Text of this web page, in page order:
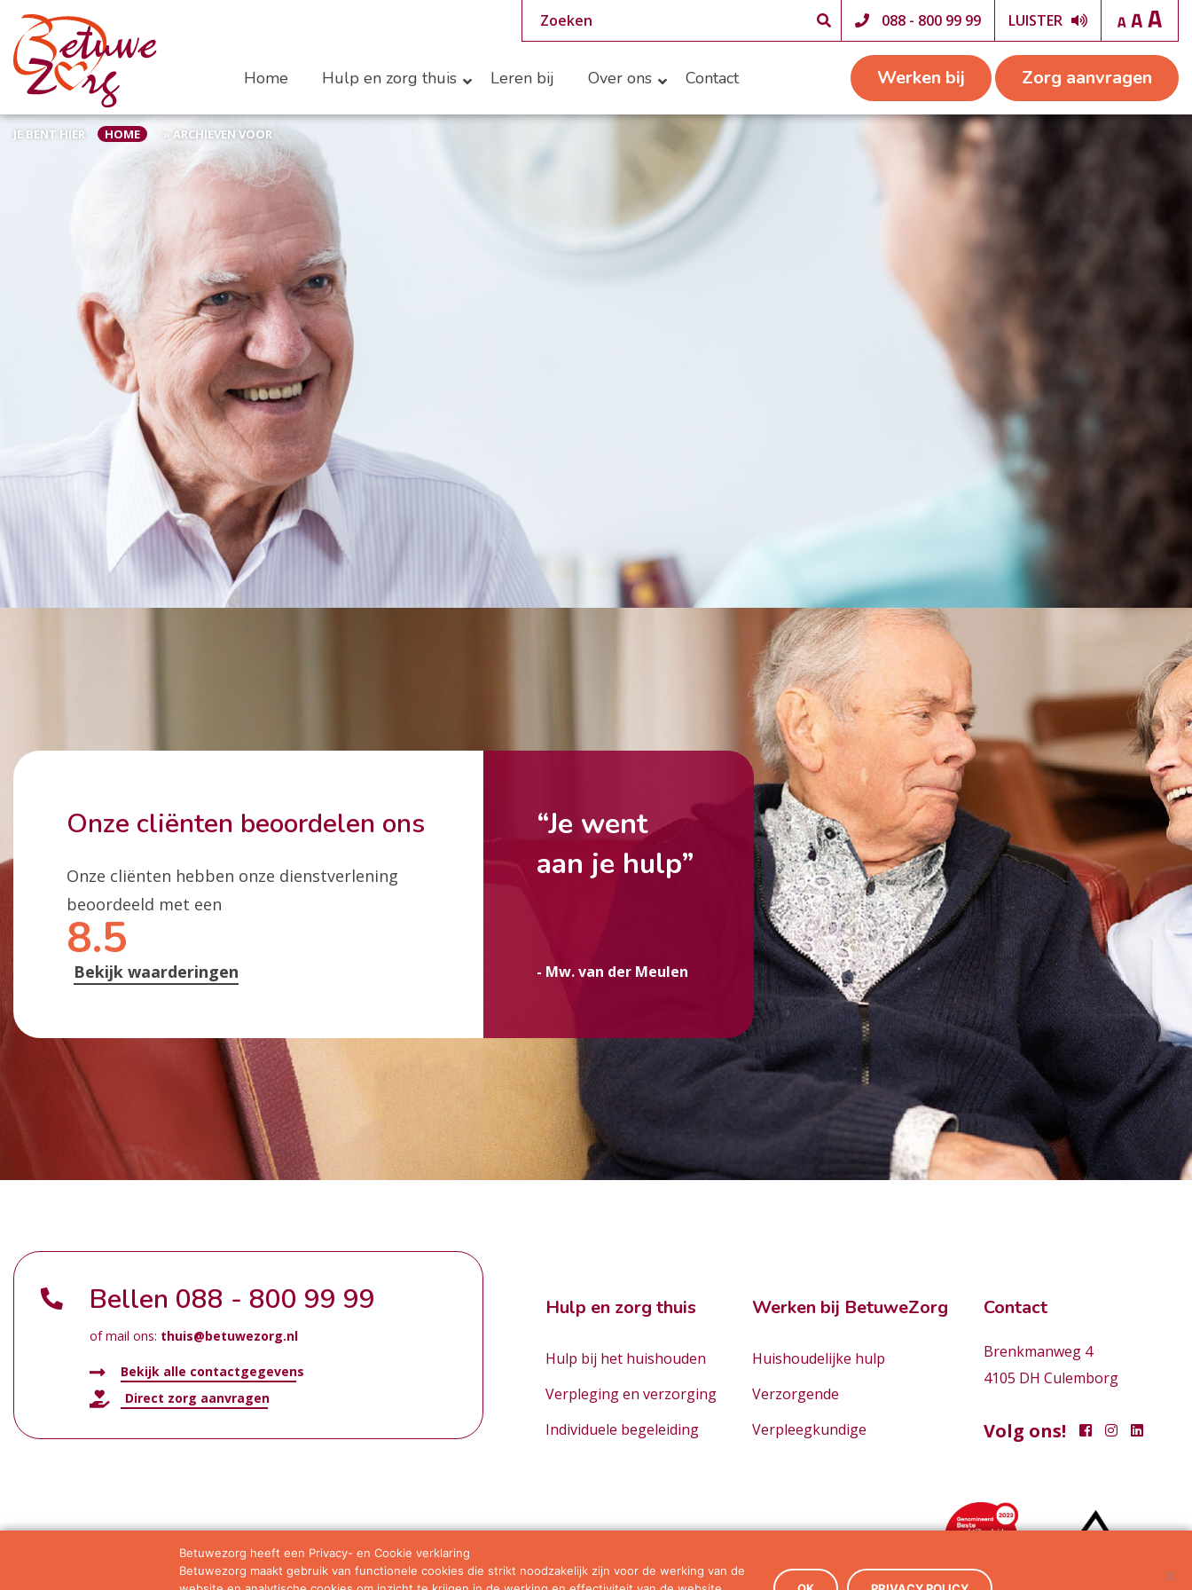
088 - 800 99 99 LUISTER
Home Hulp en zorg thuis Leren bij Over ons Contact Werken bij Zorg aanvragen
JE BENT HIER: HOME » ARCHIEVEN VOOR
Onze cliënten beoordelen ons
Onze cliënten hebben onze dienstverlening
beoordeeld met een
8.5
Bekijk waarderingen
“Je went
aan je hulp”
- Mw. van der Meulen
Bellen 088 - 800 99 99
of mail ons: thuis@betuwezorg.nl
Bekijk alle contactgegevens
Direct zorg aanvragen
Hulp en zorg thuis
Hulp bij het huishouden
Verpleging en verzorging
Individuele begeleiding
Werken bij BetuweZorg
Huishoudelijke hulp
Verzorgende
Verpleegkundige
Contact
Brenkmanweg 4
4105 DH Culemborg
Volg ons!
Privacy statement Algemene voorwaarden
Betuwezorg heeft een Privacy- en Cookie verklaring
Betuwezorg maakt gebruik van functionele cookies die strikt noodzakelijk zijn voor de werking van de